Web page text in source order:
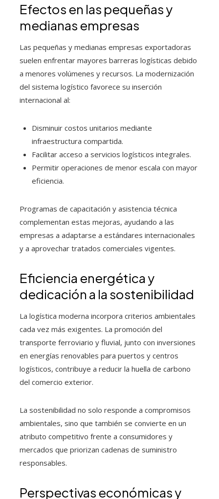
Efectos en las pequeñas y
medianas empresas
Las pequeñas y medianas empresas exportadoras
suelen enfrentar mayores barreras logísticas debido
a menores volúmenes y recursos. La modernización
del sistema logístico favorece su inserción
internacional al:
Disminuir costos unitarios mediante
infraestructura compartida.
Facilitar acceso a servicios logísticos integrales.
Permitir operaciones de menor escala con mayor
eficiencia.
Programas de capacitación y asistencia técnica
complementan estas mejoras, ayudando a las
empresas a adaptarse a estándares internacionales
y a aprovechar tratados comerciales vigentes.
Eficiencia energética y
dedicación a la sostenibilidad
La logística moderna incorpora criterios ambientales
cada vez más exigentes. La promoción del
transporte ferroviario y fluvial, junto con inversiones
en energías renovables para puertos y centros
logísticos, contribuye a reducir la huella de carbono
del comercio exterior.
La sostenibilidad no solo responde a compromisos
ambientales, sino que también se convierte en un
atributo competitivo frente a consumidores y
mercados que priorizan cadenas de suministro
responsables.
Perspectivas económicas y